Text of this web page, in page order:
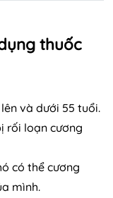
thuốc
và dưới 55 tuổi.
rối loạn cương
có thể cương
mình.